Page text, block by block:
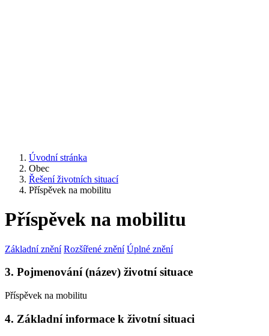
Úvodní stránka
Obec
Řešení životních situací
Příspěvek na mobilitu
Příspěvek na mobilitu
Základní znění Rozšířené znění Úplné znění
3. Pojmenování (název) životní situace
Příspěvek na mobilitu
4. Základní informace k životní situaci